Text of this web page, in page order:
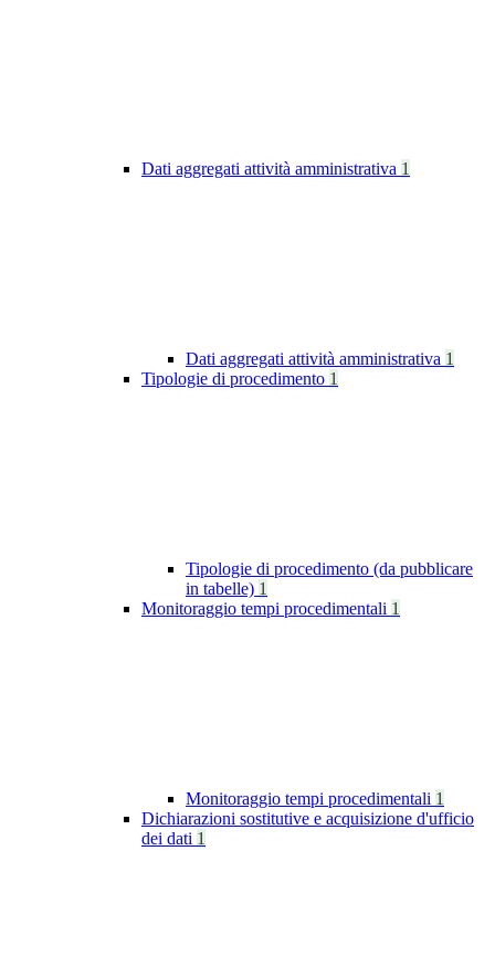
Dati aggregati attività amministrativa 1
Dati aggregati attività amministrativa 1
Tipologie di procedimento 1
Tipologie di procedimento (da pubblicare
in tabelle) 1
Monitoraggio tempi procedimentali 1
Monitoraggio tempi procedimentali 1
Dichiarazioni sostitutive e acquisizione d'ufficio
dei dati 1